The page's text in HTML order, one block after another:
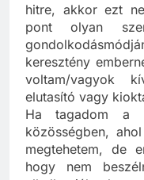
boszorkányok
hitre, akkor ezt
pont olyan
keresztény
voltam/vagyok
elutasító vagy
Ha tagadom a
közösségben,
megtehetem, de